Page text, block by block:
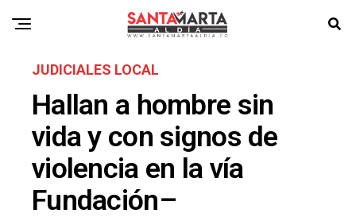
JUDICIALES LOCAL
Hallan a hombre sin
vida y con signos de
violencia en la vía
Fundación–